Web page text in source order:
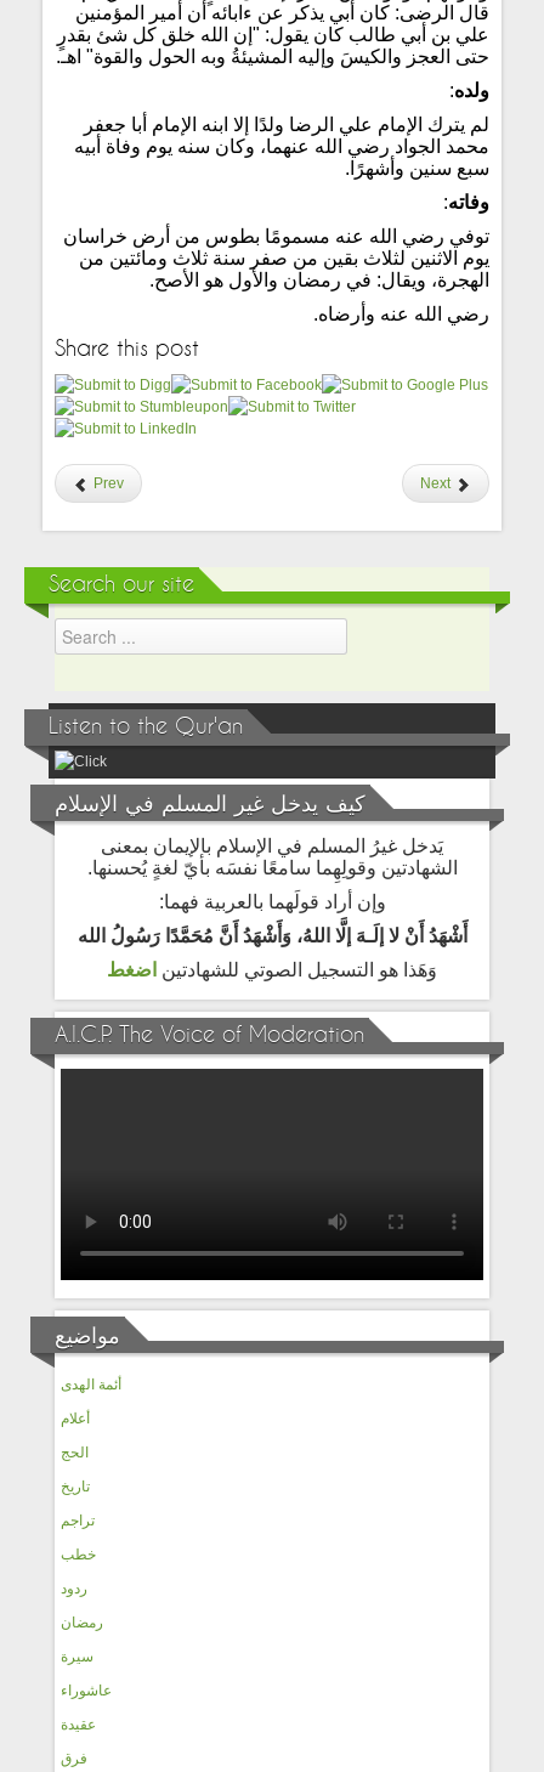
قال الرضى: كان أبي يذكر عن ءابائه أن أمير المؤمنين
علي بن أبي طالب كان يقول: "إن الله خلق كل شئ بقدرٍ
حتى العجز والكيسَ وإليه المشيئةُ وبه الحول والقوة" اهـ.
ولده:
لم يترك الإمام علي الرضا ولدًا إلا ابنه الإمام أبا جعفر
محمد الجواد رضي الله عنهما، وكان سنه يوم وفاة أبيه
سبع سنين وأشهرًا.
وفاته:
توفي رضي الله عنه مسمومًا بطوس من أرض خراسان
يوم الاثنين لثلاث بقين من صفر سنة ثلاث ومائتين من
الهجرة، ويقال: في رمضان والأول هو الأصح.
رضي الله عنه وأرضاه.
Share this post
Prev Next
Search our site
Listen to the Qur'an
كيف يدخل غير المسلم في الإسلام
يَدخل غيرُ المسلم في الإسلام بالإيمان بمعنى
الشهادتين وقولِهِما سامعًا نفسَه بأيّ لغةٍ يُحسنها.
وإن أراد قولَهما بالعربية فهما:
أَشْهَدُ أَنْ لا إلَـهَ إلَّا اللهُ، وَأَشْهَدُ أَنَّ مُحَمَّدًا رَسُولُ الله
وَهَذا هو التسجيل الصوتي للشهادتين اضغط
A.I.C.P. The Voice of Moderation
مواضيع
أئمة الهدى
أعلام
الحج
تاريخ
تراجم
خطب
ردود
رمضان
سيرة
عاشوراء
عقيدة
فرق